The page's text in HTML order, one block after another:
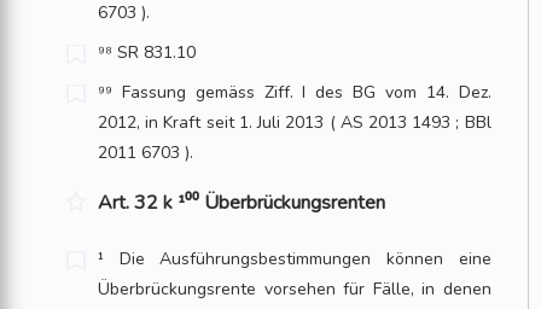
6703 ).
⁹⁸ SR 831.10
⁹⁹ Fassung gemäss Ziff. I des BG vom 14. Dez.
2012, in Kraft seit 1. Juli 2013 ( AS 2013 1493 ; BBl
2011 6703 ).
Art. 32 k ¹⁰⁰ Überbrückungsrenten
¹ Die Ausführungsbestimmungen können eine
Überbrückungsrente vorsehen für Fälle, in denen